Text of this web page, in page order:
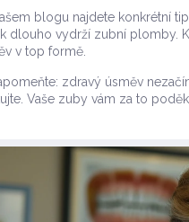
blogu najdete konkrétní
dlouho vydrží zubní plomby.
v top formě.
zdravý úsměv
Vaše zuby vám za to